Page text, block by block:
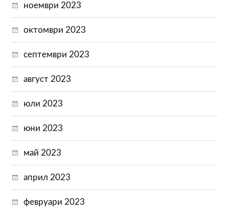
ноември 2023
октомври 2023
септември 2023
август 2023
юли 2023
юни 2023
май 2023
април 2023
февруари 2023